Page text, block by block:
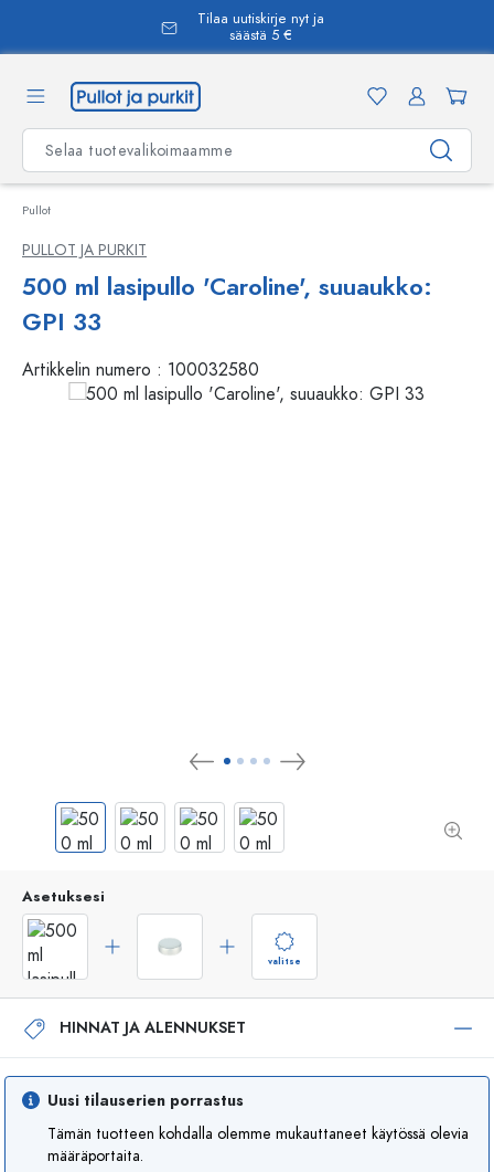
Tilaa uutiskirje nyt ja
säästä 5 €
Pullot
PULLOT JA PURKIT
500 ml lasipullo 'Caroline', suuaukko:
GPI 33
Artikkelin numero : 100032580
Asetuksesi
valitse
HINNAT JA ALENNUKSET
Uusi tilauserien porrastus
Tämän tuotteen kohdalla olemme mukauttaneet käytössä olevia
määräportaita.